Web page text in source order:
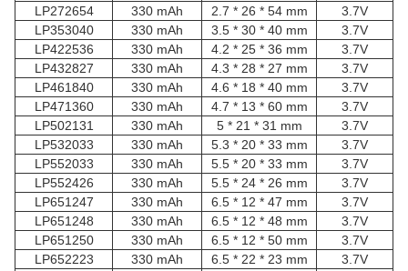
LP272654
330 mAh 2.7 * 26 * 54 mm
3.7V
LP353040
330 mAh 3.5 * 30 * 40 mm
3.7V
LP422536
330 mAh 4.2 * 25 * 36 mm
3.7V
LP432827
330 mAh 4.3 * 28 * 27 mm
3.7V
LP461840
330 mAh 4.6 * 18 * 40 mm
3.7V
LP471360
330 mAh 4.7 * 13 * 60 mm
3.7V
LP502131
330 mAh 5 * 21 * 31 mm
3.7V
LP532033
330 mAh 5.3 * 20 * 33 mm
3.7V
LP552033
330 mAh 5.5 * 20 * 33 mm
3.7V
LP552426
330 mAh 5.5 * 24 * 26 mm
3.7V
LP651247
330 mAh 6.5 * 12 * 47 mm
3.7V
LP651248
330 mAh 6.5 * 12 * 48 mm
3.7V
LP651250
330 mAh 6.5 * 12 * 50 mm
3.7V
LP652223
330 mAh 6.5 * 22 * 23 mm
3.7V